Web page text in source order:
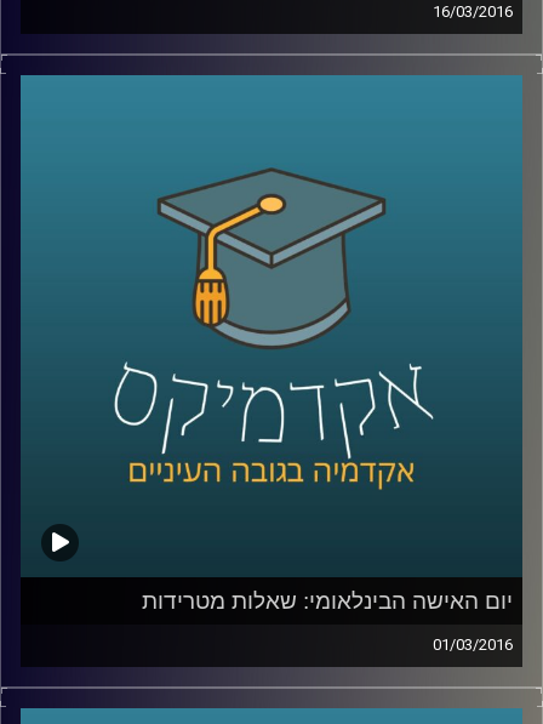
16/03/2016
ניהול קונפליקטים הוא עניין שברירי. זה נכון לכל
ארגון שמפיץ את
המתודולוגיה בעולם
–בואו ללמוד לפתור
בעיות, להרוויח מהסבכים שבחייכם ולהשיג קצת
AudioVersity
יום האישה הבינלאומי: שאלות מטרידות
01/03/2016
זה מגיע מכל כיוון וצף על פני המים – הטרדות